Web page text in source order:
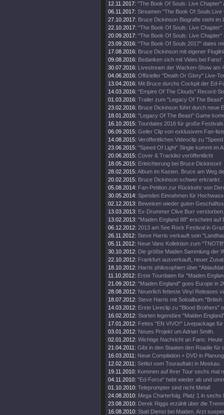
12.11.2017: "The Book Of Souls: Live Chapter"
06.11.2017: Streamen "The Book Of Souls:Live
27.10.2017: Bruce Dickinson Biografie steht im
22.10.2017: "The Book Of Souls: Live Chapter"
20.09.2017: "The Book Of Souls: Live Chapter"
23.09.2016: "The Book Of Souls 2017" dates
17.08.2016: Bruce Dickinson mit eigener
09.08.2016: Bedanken sich mit Video bei Fans!
30.07.2016: Livestream der Wacken-Show am
04.06.2016: Offizieller "Death Or Glory" Live-
13.04.2016: Mit Bruce durchs Cockpit der Ed-
14.03.2016: "Empire Of The Clouds" Record-
01.03.2016: Trailer zum "Legacy Of The Beast"
23.02.2016: Bruce Dickinson führt durch neue
18.01.2016: "Legacy Of The Beast" Game
16.10.2015: Tourdates 2016 für große
06.09.2015: Geiler Clip von exklusivem Fan-
14.08.2015: Veröffentlichen Videoclip zu
23.06.2015: "Speed Of Light" Single kommt im
20.06.2015: Cover & Tracklist veröffentlicht
18.05.2015: Erleichterung bei Bruce Dickinson!
28.02.2015: Album im Kasten. Bruce am Weg
20.02.2015: Bruce Dickinson schwer erkrankt.
05.08.2014: Fan-Petition zur Rückkehr von
30.05.2014: Spenden Einnahmen für
02.12.2013: Beweisen wieder guten
13.03.2013: Ex-Drummer Clive Burr verstorben.
13.02.2013: "Maiden England 88" erscheint auf
06.12.2012: 2013 am See Rock Festival in Graz
26.11.2012: Steve Harris verkauft sein
05.11.2012: Neue Vans Kollektion zum
30.10.2012: Die größte Maiden Sammlung der
22.10.2012: Frankfurt ausverkauft, neuer
18.10.2012: Harris philosophiert über
11.10.2012: Erste Tourdaten für "Maiden
21.09.2012: "Maiden England" goes Europe in
28.08.2012: Neuerlich fetteste Vinyl Releases
18.07.2012: Steve Harris mit Soloalbum "British
14.03.2012: Erste Liveclip zu "Blood Brothers"
16.02.2012: Starten legendäre "Maiden
17.01.2012: Fettes "EN VIVO!" Livepackage
03.01.2012: Neues Projekt um Adrian Smith.
02.01.2012: Wichtige Nachricht an Fans: Heute
21.04.2011: Gibt in den Staaten den Roadie für
16.03.2011: Neue Compilation + DVD in
12.02.2011: Setlist vom Tourauftakt in Moskau.
19.11.2010: Kommen auf ihrer Tour sechs mal
04.11.2010: "Ed-Force" hebt wieder ab und
01.10.2010: Teleprompter sind nicht Metal!
24.08.2010: Mega Charterfolg. Platz 1 in sechs
23.08.2010: Derek Riggs erzählt über die
16.08.2010: Statt Dienst bei Maiden. Arzt